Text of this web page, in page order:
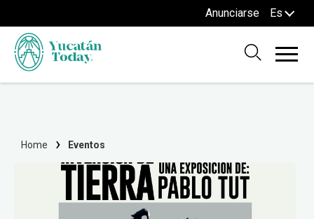
Anunciarse Es
Home Eventos